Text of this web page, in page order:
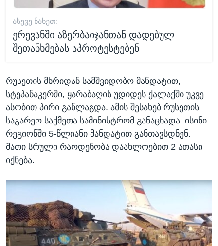
ᲐᲡᲔᲕᲔ ᲜᲐᲮᲔᲗ:
ერევანში აზერბაიჯანთან დადებულ
შეთანხმებას აპროტესტებენ
რუსეთის მხრიდან სამშვიდობო მანდატით,
სტეპანაკერში, ყარაბაღის უდიდეს ქალაქში უკვე
ასობით პირი განლაგდა. ამის შესახებ რუსეთის
საგარეო საქმეთა სამინისტრომ განაცხადა. ისინი
რეგიონში 5-წლიანი მანდატით განთავსდნენ.
მათი სრული რაოდენობა დაახლოებით 2 ათასი
იქნება.